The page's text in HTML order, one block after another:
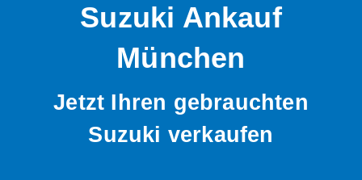
Suzuki Ankauf
München
Jetzt Ihren gebrauchten
Suzuki verkaufen